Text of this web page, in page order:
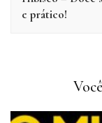
e prático!